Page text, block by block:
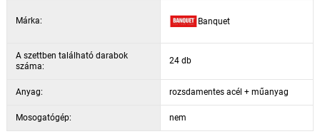
Márka: Banquet
A szettben található darabok
száma:
24 db
Anyag: rozsdamentes acél + műanyag
Mosogatógép: nem